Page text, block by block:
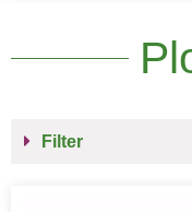
Filter